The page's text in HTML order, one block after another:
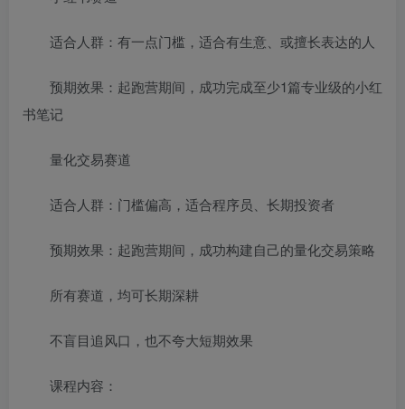
适合人群：有一点门槛，适合有生意、或擅长表达的人
预期效果：起跑营期间，成功完成至少1篇专业级的小红
书笔记
量化交易赛道
适合人群：门槛偏高，适合程序员、长期投资者
预期效果：起跑营期间，成功构建自己的量化交易策略
所有赛道，均可长期深耕
不盲目追风口，也不夸大短期效果
课程内容：